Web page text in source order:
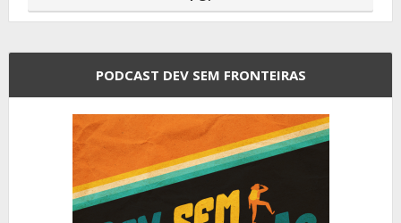
PODCAST DEV SEM FRONTEIRAS